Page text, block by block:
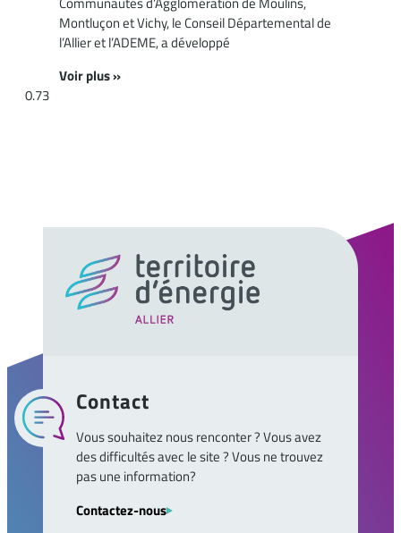
Montluçon et Vichy, le Conseil Départemental de
l’Allier et l’ADEME, a développé
Voir plus »
Contact
Vous souhaitez nous renconter ? Vous avez
des difficultés avec le site ? Vous ne trouvez
pas une information?
Contactez-nous